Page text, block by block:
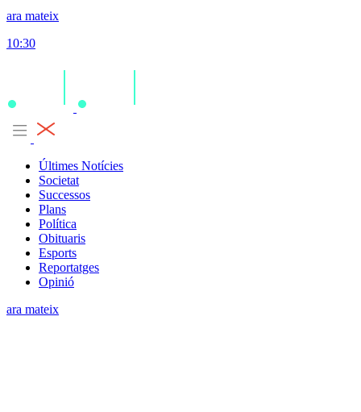
ara mateix
10:30
Últimes Notícies
Societat
Successos
Plans
Política
Obituaris
Esports
Reportatges
Opinió
ara mateix